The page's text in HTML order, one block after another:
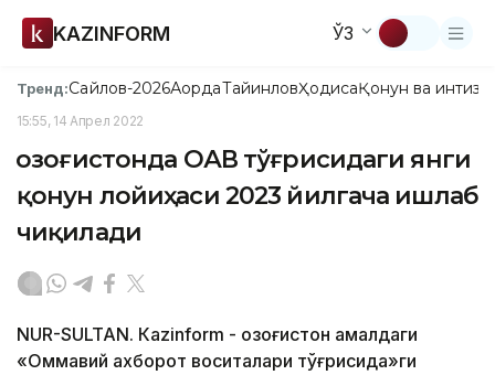
KAZINFORM ЎЗ
Тренд:Сайлов-2026АқордаТайинловҲодисаҚонун ва
15:55, 14 Апрел 2022
Қозоғистонда ОАВ тўғрисидаги янги
қонун лойиҳаси 2023 йилгача ишлаб
чиқилади
NUR-SULTAN. Кazinform - Қозоғистон амалдаги
«Оммавий ахборот воситалари тўғрисида»ги